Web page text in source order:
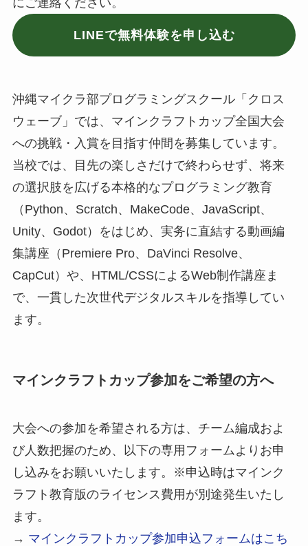
にご連絡ください。
LINEで無料体験を申し込む
沖縄マイクラ部プログラミングスクール「クロス
ウェーブ」では、マインクラフトカップ全国大会
への挑戦・入賞を目指す仲間を募集しています。
当校では、目先の楽しさだけで終わらせず、将来
の選択肢を広げる本格的なプログラミング教育
（Python、Scratch、MakeCode、JavaScript、
Unity、Godot）をはじめ、実务に直結する動画編
集講座（Premiere Pro、DaVinci Resolve、
CapCut）や、HTML/CSSによるWeb制作講座ま
で、一貫した次世代デジタルスキルを指導してい
ます。
マインクラフトカップ参加をご希望の方へ
大会への参加を希望される方は、チーム編成およ
び人数把握のため、以下の専用フォームよりお申
し込みをお願いいたします。※申込時はマインク
ラフト教育版のライセンス費用が別途発生いたし
ます。
→ マインクラフトカップ参加申込フォームはこち